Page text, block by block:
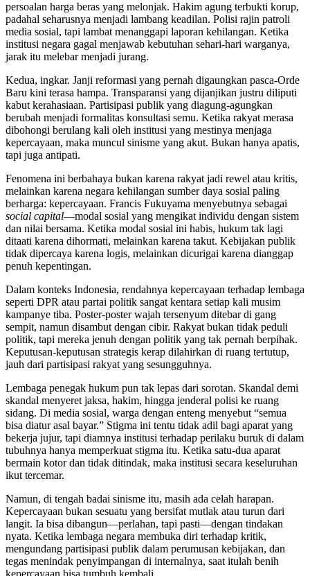
persoalan harga beras yang melonjak. Hakim agung terbukti korup,
padahal seharusnya menjadi lambang keadilan. Polisi rajin patroli
media sosial, tapi lambat menanggapi laporan kehilangan. Ketika
institusi negara gagal menjawab kebutuhan sehari-hari warganya,
jarak itu melebar menjadi jurang.
Kedua, ingkar. Janji reformasi yang pernah digaungkan pasca-Orde
Baru kini terasa hampa. Transparansi yang dijanjikan justru diliputi
kabut kerahasiaan. Partisipasi publik yang diagung-agungkan
berubah menjadi formalitas konsultasi semu. Ketika rakyat merasa
dibohongi berulang kali oleh institusi yang mestinya menjaga
kepercayaan, maka muncul sinisme yang akut. Bukan hanya apatis,
tapi juga antipati.
Fenomena ini berbahaya bukan karena rakyat jadi rewel atau kritis,
melainkan karena negara kehilangan sumber daya sosial paling
berharga: kepercayaan. Francis Fukuyama menyebutnya sebagai
social capital—modal sosial yang mengikat individu dengan sistem
dan nilai bersama. Ketika modal sosial ini habis, hukum tak lagi
ditaati karena dihormati, melainkan karena takut. Kebijakan publik
tidak dipercaya karena logis, melainkan dicurigai karena dianggap
penuh kepentingan.
Dalam konteks Indonesia, rendahnya kepercayaan terhadap lembaga
seperti DPR atau partai politik sangat kentara setiap kali musim
kampanye tiba. Poster-poster wajah tersenyum ditebar di gang
sempit, namun disambut dengan cibir. Rakyat bukan tidak peduli
politik, tapi mereka jenuh dengan politik yang tak pernah berpihak.
Keputusan-keputusan strategis kerap dilahirkan di ruang tertutup,
jauh dari partisipasi rakyat yang sesungguhnya.
Lembaga penegak hukum pun tak lepas dari sorotan. Skandal demi
skandal menyeret jaksa, hakim, hingga jenderal polisi ke ruang
sidang. Di media sosial, warga dengan enteng menyebut “semua
bisa diatur asal bayar.” Stigma ini tentu tidak adil bagi aparat yang
bekerja jujur, tapi diamnya institusi terhadap perilaku buruk di dalam
tubuhnya hanya memperkuat stigma itu. Ketika satu-dua aparat
bermain kotor dan tidak ditindak, maka institusi secara keseluruhan
ikut tercemar.
Namun, di tengah badai sinisme itu, masih ada celah harapan.
Kepercayaan bukan sesuatu yang bersifat mutlak atau turun dari
langit. Ia bisa dibangun—perlahan, tapi pasti—dengan tindakan
nyata. Ketika lembaga negara membuka diri terhadap kritik,
mengundang partisipasi publik dalam perumusan kebijakan, dan
tegas menindak penyimpangan di internalnya, saat itulah benih
kepercayaan bisa tumbuh kembali.